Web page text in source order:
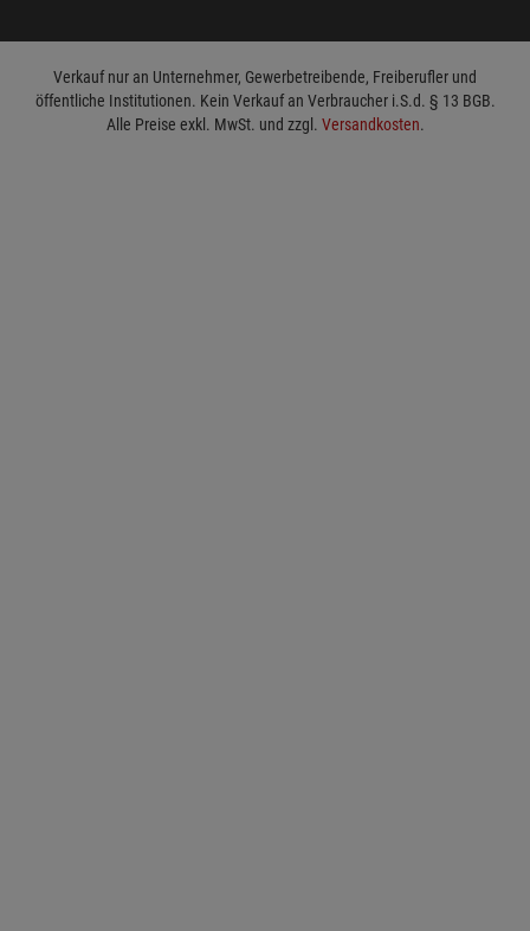
Verkauf nur an Unternehmer, Gewerbetreibende, Freiberufler und
öffentliche Institutionen. Kein Verkauf an Verbraucher i.S.d. § 13 BGB.
Alle Preise exkl. MwSt. und zzgl. Versandkosten.